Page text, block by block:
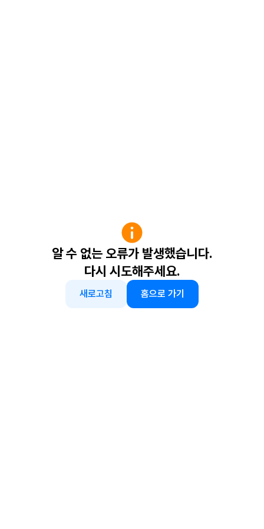
알 수 없는 오류가 발생했습니다.
다시 시도해주세요.
새로고침 홈으로 가기